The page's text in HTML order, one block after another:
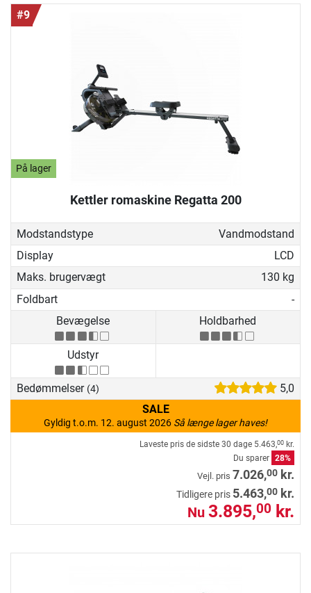
#9
På lager
Kettler romaskine Regatta 200
Modstandstype
Vandmodstand
Display
LCD
Maks. brugervægt
130 kg
Foldbart
-
Bevægelse
Holdbarhed
Udstyr
Bedømmelser (4)
5,0
SALE
Gyldig t.o.m. 12. august 2026 Så længe lager haves!
Laveste pris de sidste 30 dage 5.463,00 kr.
Du sparer 28%
Vejl. pris 7.026,00 kr.
Tidligere pris 5.463,00 kr.
Nu 3.895,00 kr.